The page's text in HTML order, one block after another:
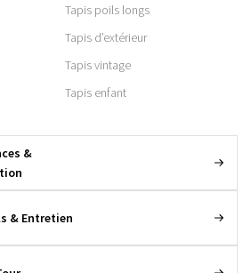
Tapis poils longs
Tapis d’extérieur
Tapis vintage
Tapis enfant
&
& Entretien